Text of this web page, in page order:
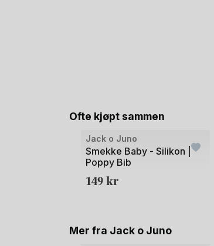
Ofte kjøpt sammen
Bilde
av
Jack o Juno
Smekke Baby - Silikon |
Poppy Bib
149kr
Mer fra Jack o Juno